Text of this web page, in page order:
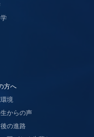
方へ
境
からの声
の進路